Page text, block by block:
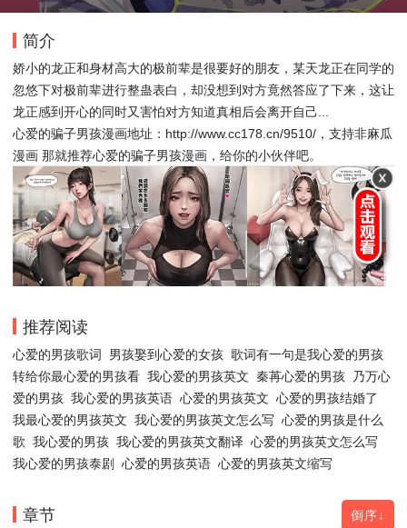
简介
娇小的龙正和身材高大的极前辈是很要好的朋友，某天龙正在同学的
忽悠下对极前辈进行整蛊表白，却没想到对方竟然答应了下来，这让
龙正感到开心的同时又害怕对方知道真相后会离开自己...
心爱的骗子男孩漫画地址：http://www.cc178.cn/9510/，支持非麻瓜
漫画 那就推荐心爱的骗子男孩漫画，给你的小伙伴吧。
推荐阅读
心爱的男孩歌词 男孩娶到心爱的女孩 歌词有一句是我心爱的男孩
转给你最心爱的男孩看 我心爱的男孩英文 秦苒心爱的男孩
乃万心
爱的男孩 我心爱的男孩英语 心爱的男孩英文 心爱的男孩结婚了
我最心爱的男孩英文 我心爱的男孩英文怎么写 心爱的男孩是什么
歌 我心爱的男孩 我心爱的男孩英文翻译 心爱的男孩英文怎么写
我心爱的男孩泰剧
心爱的男孩英语 心爱的男孩英文缩写
章节 倒序↓